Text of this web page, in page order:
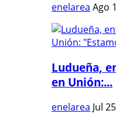
enelarea Ago
Ludueña,
en Unión:...
enelarea Jul